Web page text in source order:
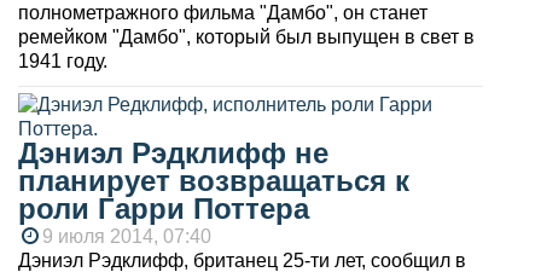
полнометражного фильма "Дамбо", он станет
ремейком "Дамбо", который был выпущен в свет в
1941 году.
Дэниэл Рэдклифф не
планирует возвращаться к
роли Гарри Поттера
9 июля 2014, 07:40
Дэниэл Рэдклифф, британец 25-ти лет, сообщил в